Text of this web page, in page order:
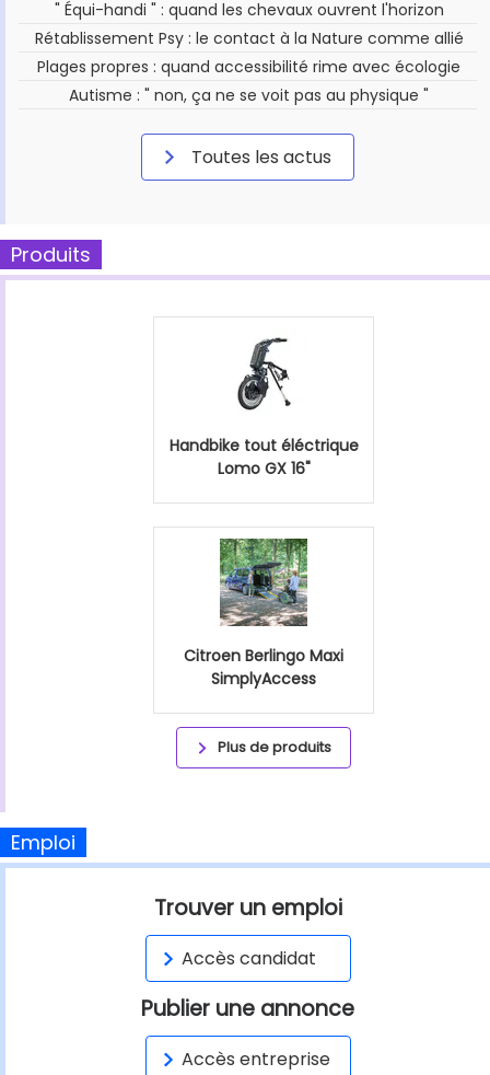
" Équi-handi " : quand les chevaux ouvrent l'horizon
Rétablissement Psy : le contact à la Nature comme allié
Plages propres : quand accessibilité rime avec écologie
Autisme : " non, ça ne se voit pas au physique "
Toutes les actus
Produits
Handbike tout éléctrique
Lomo GX 16"
Citroen Berlingo Maxi
SimplyAccess
Plus de produits
Emploi
Trouver un emploi
Accès candidat
Publier une annonce
Accès entreprise